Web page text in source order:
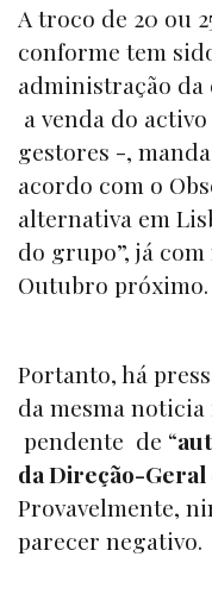
A troco de 20 ou
conforme tem
administração da
a venda do
gestores -,
acordo com o
alternativa em
do grupo”, já
Outubro próximo.
Portanto, há
da mesma
pendente de “
da Direção-
Provavelmente,
parecer negativo.